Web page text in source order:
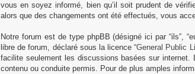
vous en soyez informé, bien qu’il soit prudent de
alors que des changements ont été effectués, vous
Notre forum est de type phpBB (désigné ici par “ils”,
libre de forum, déclaré sous la licence “General Public
facilite seulement les discussions basées sur internet.
contenu ou conduite permis. Pour de plus amples